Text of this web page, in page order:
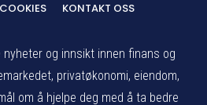
COOKIES KONTAKT OSS
og innsikt innen finans og
privatøkonomi, eiendom,
om å hjelpe deg med å ta bedre